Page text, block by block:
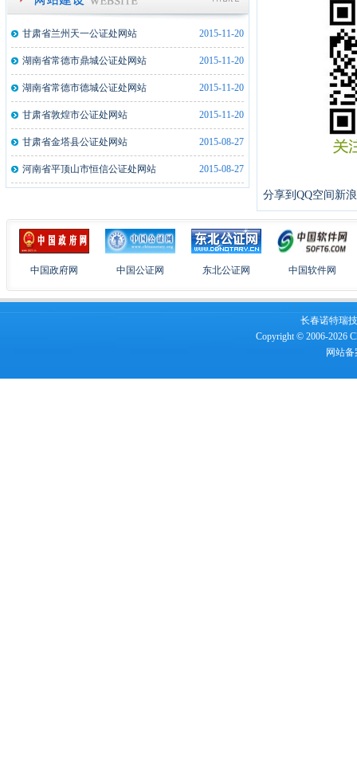
新疆墨玉县公证处文件拍摄仪一体机1..
湖北监利县公证处文件拍摄仪一体机2.. 2021-12-21
湖南俊昇伟业信息科技有限公司公证处.. 2020-05-10
山西忻州市泰和公证处指纹采集仪5台 2019-05-10
山西忻州市泰和公证处指纹采集仪5台 2019-05-13
安徽来安县公证处指纹采集仪2台 2019-01-21
河南洛阳市洛龙公证处指纹采集仪2台 2019-01-21
甘肃省兰州天一公证处网站 2015-11-20
湖南省常德市鼎城公证处网站 2015-11-20
湖南省常德市德城公证处网站 2015-11-20
甘肃省敦煌市公证处网站 2015-11-20
甘肃省金塔县公证处网站 2015-08-27
河南省平顶山市恒信公证处网站 2015-08-27
分享到 QQ空间 新
中国政府网 中国公证网 东北公证网 中国软件网
长春诺特瑞
Copyright © 2006-2026
网站